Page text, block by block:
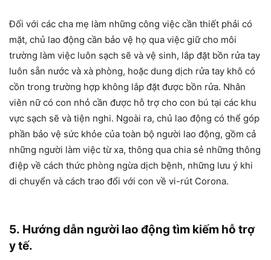
Đối với các cha mẹ làm những công việc cần thiết phải có
mặt, chủ lao động cần bảo vệ họ qua việc giữ cho môi
trường làm việc luôn sạch sẽ và vệ sinh, lắp đặt bồn rửa tay
luôn sẵn nước và xà phòng, hoặc dung dịch rửa tay khô có
cồn trong trường hợp không lắp đặt được bồn rửa. Nhân
viên nữ có con nhỏ cần được hỗ trợ cho con bú tại các khu
vực sạch sẽ và tiện nghi. Ngoài ra, chủ lao động có thể góp
phần bảo vệ sức khỏe của toàn bộ người lao động, gồm cả
những người làm việc từ xa, thông qua chia sẻ những thông
điệp về cách thức phòng ngừa dịch bệnh, những lưu ý khi
di chuyển và cách trao đổi với con về vi-rút Corona.
5. Hướng dẫn người lao động tìm kiếm hỗ trợ
y tế.